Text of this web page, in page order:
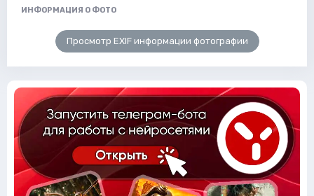
ИНФОРМАЦИЯ О ФОТО
Просмотр EXIF информации фотографии